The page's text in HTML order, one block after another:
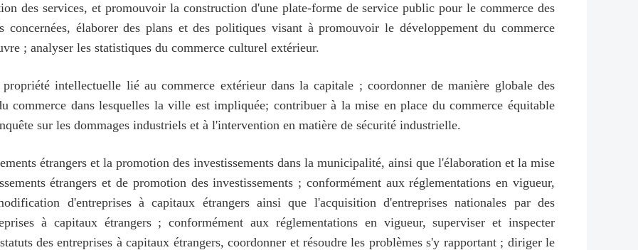
des services, et promouvoir la construction d'une plate-forme de service public pour le commerce des
élaborer des plans et des politiques visant à promouvoir le développement du commerce
; analyser les statistiques du commerce culturel extérieur.
intellectuelle lié au commerce extérieur dans la capitale ; coordonner de manière globale des
commerce dans lesquelles la ville est impliquée; contribuer à la mise en place du commerce équitable
sur les dommages industriels et à l'intervention en matière de sécurité industrielle.
étrangers et la promotion des investissements dans la municipalité, ainsi que l'élaboration et la mise
étrangers et de promotion des investissements ; conformément aux réglementations en vigueur,
d'entreprises à capitaux étrangers ainsi que l'acquisition d'entreprises nationales par des
à capitaux étrangers ; conformément aux réglementations en vigueur, superviser et inspecter
des entreprises à capitaux étrangers, coordonner et résoudre les problèmes s'y rapportant ; diriger le